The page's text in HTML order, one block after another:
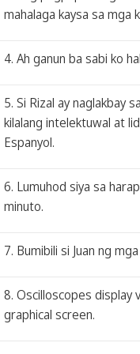
mahalaga kaysa sa mga
4. Ah ganun ba sabi ko
5. Si Rizal ay naglakbay
kilalang intelektuwal at
Espanyol.
6. Lumuhod siya sa
minuto.
7. Bumibili si Juan ng
8. Oscilloscopes display
graphical screen.